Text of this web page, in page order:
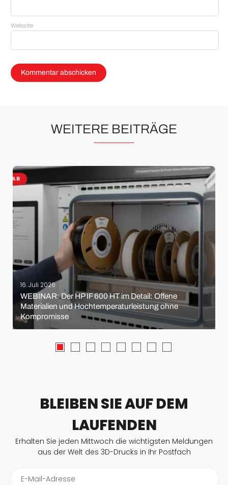
Website
WEITERE BEITRÄGE
16. Juli 2026
WEBINAR: Der HP IF 600 HT im Detail: Offene
Materialien und Hochtemperaturleistung ohne
Kompromisse
BLEIBEN SIE AUF DEM
LAUFENDEN
Erhalten Sie jeden Mittwoch die wichtigsten Meldungen
aus der Welt des 3D-Drucks in Ihr Postfach
E-Mail-Adresse